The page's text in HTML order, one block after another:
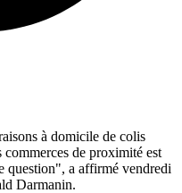
à domicile de colis
de proximité est
question", a affirmé vendredi
Darmanin.